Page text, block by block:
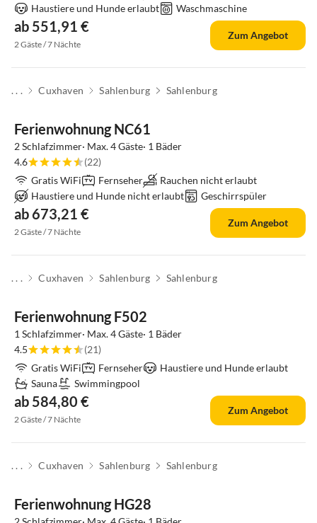
Haustiere und Hunde erlaubt
Waschmaschine
ab 551,91 €
2 Gäste / 7 Nächte
Zum Angebot
. . . Cuxhaven Sahlenburg Sahlenburg
Ferienwohnung NC61
2 Schlafzimmer· Max. 4 Gäste· 1 Bäder
4.6
(22)
Gratis WiFi
Fernseher
Rauchen nicht erlaubt
Haustiere und Hunde nicht erlaubt
Geschirrspüler
ab 673,21 €
2 Gäste / 7 Nächte
Zum Angebot
. . . Cuxhaven Sahlenburg Sahlenburg
Ferienwohnung F502
1 Schlafzimmer· Max. 4 Gäste· 1 Bäder
4.5
(21)
Gratis WiFi
Fernseher
Haustiere und Hunde erlaubt
Sauna
Swimmingpool
ab 584,80 €
2 Gäste / 7 Nächte
Zum Angebot
. . . Cuxhaven Sahlenburg Sahlenburg
Ferienwohnung HG28